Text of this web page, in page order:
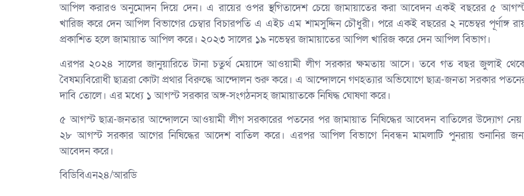
আপিল করারও অনুমোদন দিয়ে দেন। এ রায়ের ওপর স্থগিতাদেশ চেয়ে জামায়াতের করা আবেদন একই বছরের ৫
খারিজ করে দেন আপিল বিভাগের চেম্বার বিচারপতি এ এইচ এম শামসুদ্দিন চৌধুরী। পরে একই বছরের ২ নভেম্বর পূর্ণাঙ্গ
প্রকাশিত হলে জামায়াত আপিল করে। ২০২৩ সালের ১৯ নভেম্বর জামায়াতের আপিল খারিজ করে দেন আপিল বিভাগ।
এরপর ২০২৪ সালের জানুয়ারিতে টানা চতুর্থ মেয়াদে আওয়ামী লীগ সরকার ক্ষমতায় আসে। তবে গত বছর জুলাই
বৈষম্যবিরোধী ছাত্ররা কোটা প্রথার বিরুদ্ধে আন্দোলন শুরু করে। এ আন্দোলনে গণহত্যার অভিযোগে ছাত্র-জনতা সরকার
দাবি তোলে। এর মধ্যে ১ আগস্ট সরকার অঙ্গ-সংগঠনসহ জামায়াতকে নিষিদ্ধ ঘোষণা করে।
৫ আগস্ট ছাত্র-জনতার আন্দোলনে আওয়ামী লীগ সরকারের পতনের পর জামায়াত নিষিদ্ধের আবেদন বাতিলের উদ্যোগ
২৮ আগস্ট সরকার আগের নিষিদ্ধের আদেশ বাতিল করে। এরপর আপিল বিভাগে নিবন্ধন মামলাটি পুনরায় শুনানির
আবেদন করে।
বিডিবিএন২৪/আরডি